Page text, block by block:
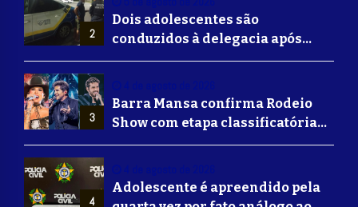
2
Dois adolescentes são
conduzidos à delegacia após
suposta agressão a idoso em
3
Barra Mansa confirma Rodeio
Show com etapa classificatória
para Barretos e grandes nomes
4
Adolescente é apreendido pela